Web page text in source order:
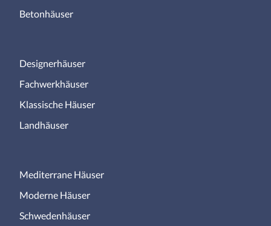
Betonhäuser
Designerhäuser
Fachwerkhäuser
Klassische Häuser
Landhäuser
Mediterrane Häuser
Moderne Häuser
Schwedenhäuser